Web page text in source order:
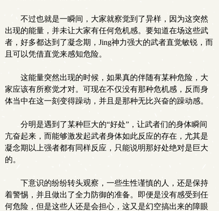
不过也就是一瞬间，大家就察觉到了异样，因为这突然
出现的能量，并未让大家有任何危机感。要知道在场这些武
者，好多都达到了凝念期，Jing神力强大的武者直觉敏锐，而
且可以凭借直觉来感知危险。
这能量突然出现的时候，如果真的伴随有某种危险，大
家应该有所察觉才对。可现在不仅没有那种危机感，反而身
体当中在这一刻变得躁动，并且是那种无比兴奋的躁动感。
分明是遇到了某种巨大的“好处”，让武者们的身体瞬间
亢奋起来，而能够激发起武者身体如此反应的存在，尤其是
凝念期以上强者都有同样反应，只能说明那好处绝对是巨大
的。
下意识的纷纷转头观察，一些生性谨慎的人，还是保持
着警惕，并且做出了全力防御的准备。即便是没有感受到任
何危险，但是这些人还是会担心，这又是幻空搞出来的障眼